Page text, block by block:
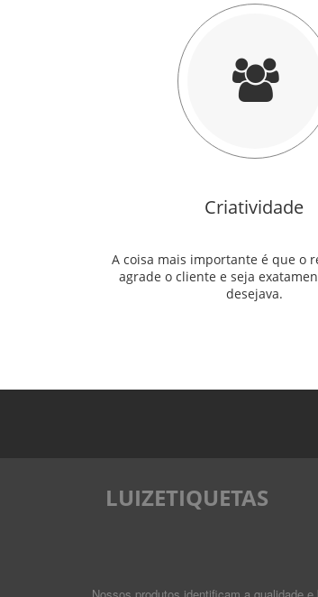
Criatividade
A coisa mais importante é que o
agrade o cliente e seja
desejava.
LUIZETIQUETAS